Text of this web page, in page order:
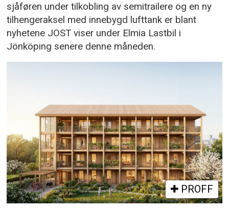
sjåføren under tilkobling av semitrailere og en ny
tilhengeraksel med innebygd lufttank er blant
nyhetene JOST viser under Elmia Lastbil i
Jönköping senere denne måneden.
PROFF